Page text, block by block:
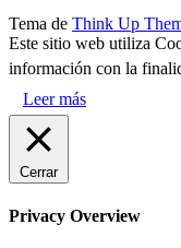
Tema de Think Up
Este sitio web utiliza
información con la
Leer más
Cerrar
Privacy Overview